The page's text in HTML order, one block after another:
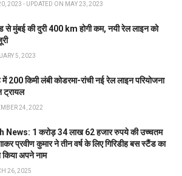
2023 - UPDATED ON MAY 23, 2023
से मुंबई की दुरी 400 km होगी कम, नयी रेल लाइन को
5, 2023
200 किमी लंबी कोडरमा-रांची नई रेल लाइन परियोजना
ट्रायल
24, 2022
News: 1 करोड़ 34 लाख 62 हजार रुपये की उच्चतम
प्रवीण कुमार ने तीन वर्ष के लिए गिरिडीह बस स्टैंड का
किया अपने नाम
26, 2025